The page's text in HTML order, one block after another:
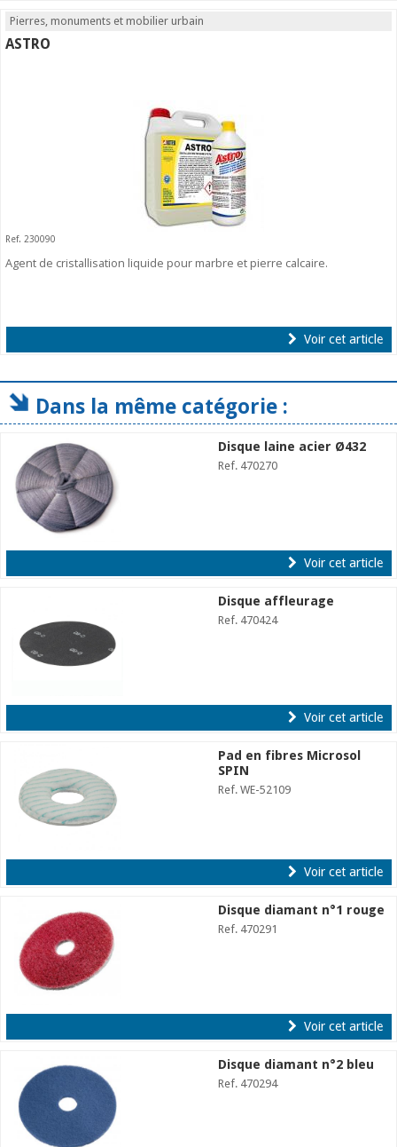
Pierres, monuments et mobilier urbain
ASTRO
Ref. 230090
Agent de cristallisation liquide pour marbre et pierre calcaire.
Voir cet article
Dans la même catégorie :
Disque laine acier Ø432
Ref. 470270
Voir cet article
Disque affleurage
Ref. 470424
Voir cet article
Pad en fibres Microsol
SPIN
Ref. WE-52109
Voir cet article
Disque diamant n°1 rouge
Ref. 470291
Voir cet article
Disque diamant n°2 bleu
Ref. 470294